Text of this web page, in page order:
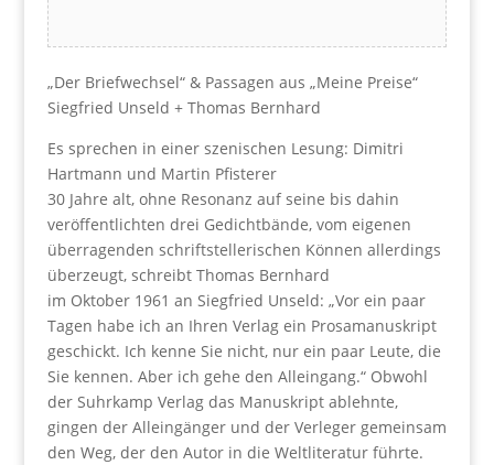
„Der Briefwechsel“ & Passagen aus „Meine Preise“
Siegfried Unseld + Thomas Bernhard
Es sprechen in einer szenischen Lesung: Dimitri
Hartmann und Martin Pfisterer
30 Jahre alt, ohne Resonanz auf seine bis dahin
veröffentlichten drei Gedichtbände, vom eigenen
überragenden schriftstellerischen Können allerdings
überzeugt, schreibt Thomas Bernhard
im Oktober 1961 an Siegfried Unseld: „Vor ein paar
Tagen habe ich an Ihren Verlag ein Prosamanuskript
geschickt. Ich kenne Sie nicht, nur ein paar Leute, die
Sie kennen. Aber ich gehe den Alleingang.“ Obwohl
der Suhrkamp Verlag das Manuskript ablehnte,
gingen der Alleingänger und der Verleger gemeinsam
den Weg, der den Autor in die Weltliteratur führte.